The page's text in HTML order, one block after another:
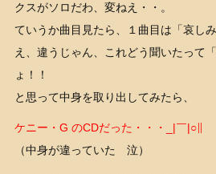
クスがソロだわ、変ねえ・・。
ていうか曲目見たら、１曲目は「哀し
え、違うじゃん、これどう聞いたって
ょ！！
と思って中身を取り出してみたら、
ケニー・G のCDだった・・・_|￣|○∥
（中身が違っていた 泣）